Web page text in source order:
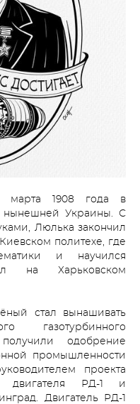
марта 1908 года в
нынешней Украины. С
Люлька закончил
политехе, где
и научился
на Харьковском
стал вынашивать
газотурбинного
одобрение
промышленности
проекта
двигателя РД-1 и
Двигатель РД-1